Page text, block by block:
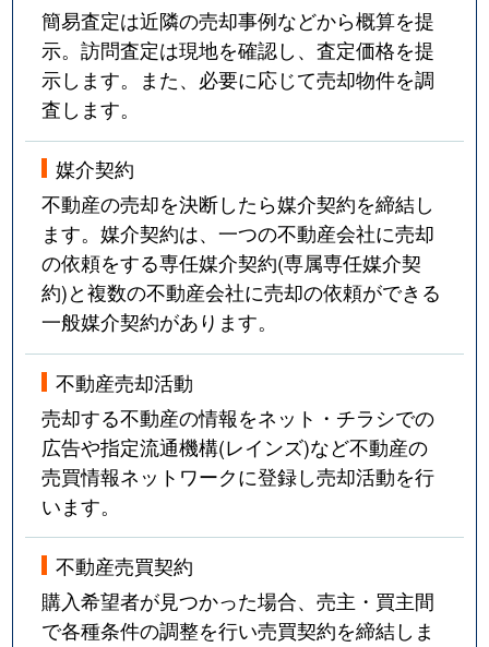
簡易査定は近隣の売却事例などから概算を提
示。訪問査定は現地を確認し、査定価格を提
示します。また、必要に応じて売却物件を調
査します。
媒介契約
不動産の売却を決断したら媒介契約を締結し
ます。媒介契約は、一つの不動産会社に売却
の依頼をする専任媒介契約(専属専任媒介契
約)と複数の不動産会社に売却の依頼ができる
一般媒介契約があります。
不動産売却活動
売却する不動産の情報をネット・チラシでの
広告や指定流通機構(レインズ)など不動産の
売買情報ネットワークに登録し売却活動を行
います。
不動産売買契約
購入希望者が見つかった場合、売主・買主間
で各種条件の調整を行い売買契約を締結しま